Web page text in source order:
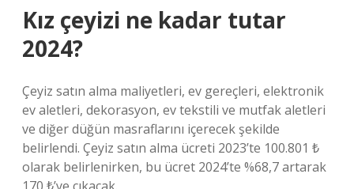
Kız çeyizi ne kadar tutar
2024?
Çeyiz satın alma maliyetleri, ev gereçleri, elektronik
ev aletleri, dekorasyon, ev tekstili ve mutfak aletleri
ve diğer düğün masraflarını içerecek şekilde
belirlendi. Çeyiz satın alma ücreti 2023’te 100.801 ₺
olarak belirlenirken, bu ücret 2024’te %68,7 artarak